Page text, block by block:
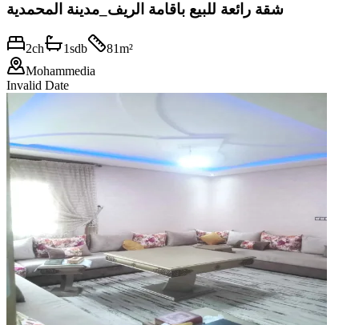
شقة رائعة للبيع باقامة الريف_مدينة المحمدية
2ch 1sdb 81m²
Mohammedia
Invalid Date